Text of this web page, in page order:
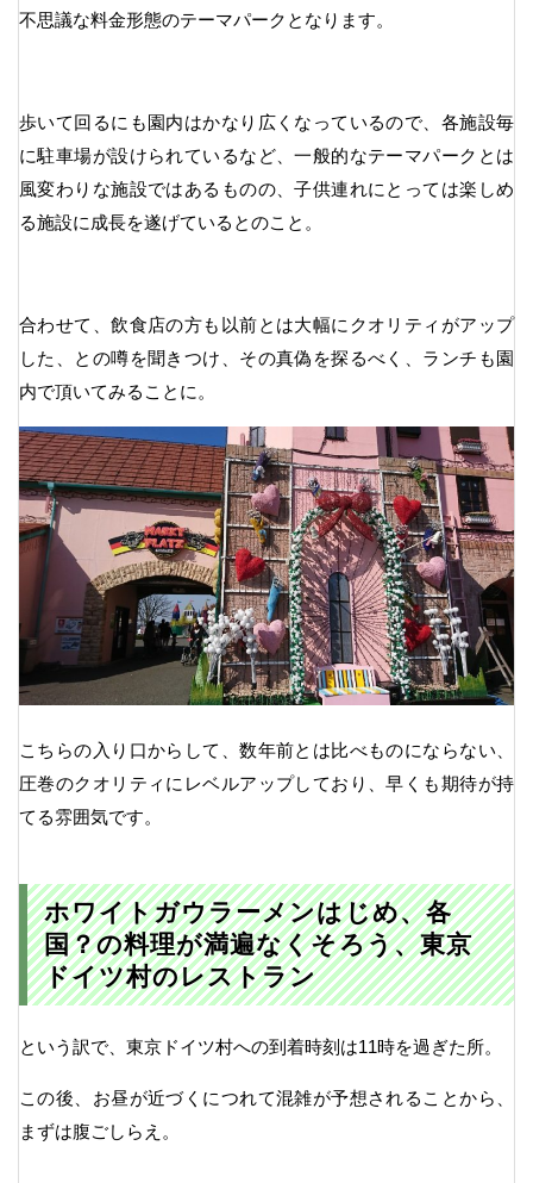
不思議な料金形態のテーマパークとなります。
歩いて回るにも園内はかなり広くなっているので、各施設毎
に駐車場が設けられているなど、一般的なテーマパークとは
風変わりな施設ではあるものの、子供連れにとっては楽しめ
る施設に成長を遂げているとのこと。
合わせて、飲食店の方も以前とは大幅にクオリティがアップ
した、との噂を聞きつけ、その真偽を探るべく、ランチも園
内で頂いてみることに。
こちらの入り口からして、数年前とは比べものにならない、
圧巻のクオリティにレベルアップしており、早くも期待が持
てる雰囲気です。
ホワイトガウラーメンはじめ、各
国？の料理が満遍なくそろう、東京
ドイツ村のレストラン
という訳で、東京ドイツ村への到着時刻は11時を過ぎた所。
この後、お昼が近づくにつれて混雑が予想されることから、
まずは腹ごしらえ。